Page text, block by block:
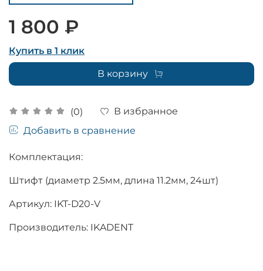
(0)
В избранное
Добавить в сравнение
1 800 ₽
Купить в 1 клик
В корзину
Комплектация:
Штифт (диаметр 2.5мм, длина 11.2мм, 24шт)
Артикул: IKT-D20-V
Производитель: IKADENT